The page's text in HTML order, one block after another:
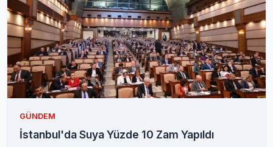
GÜNDEM
İstanbul'da Suya Yüzde 10 Zam Yapıldı